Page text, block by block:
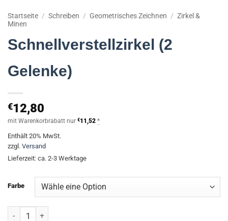
Startseite / Schreiben / Geometrisches Zeichnen / Zirkel &
Minen
Schnellverstellzirkel (2
Gelenke)
€12,80
mit Warenkorbrabatt nur €11,52 *
Enthält 20% MwSt.
zzgl. Versand
Lieferzeit: ca. 2-3 Werktage
Farbe
Schnellverstellzirkel (2 Gelenke) Menge